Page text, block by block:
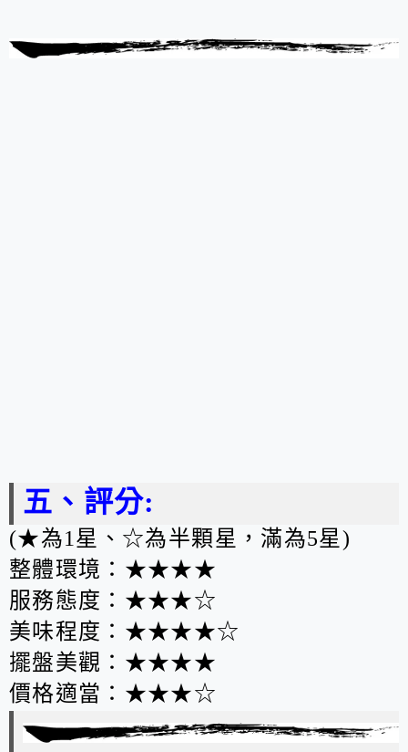
五、評分:
(★為1星、☆為半顆星，滿為5星)
整體環境：★★★★
服務態度：★★★☆
美味程度：★★★★☆
擺盤美觀：★★★★
價格適當：★★★☆